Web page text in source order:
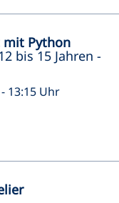
mit Python
bis 15 Jahren -
- 13:15 Uhr